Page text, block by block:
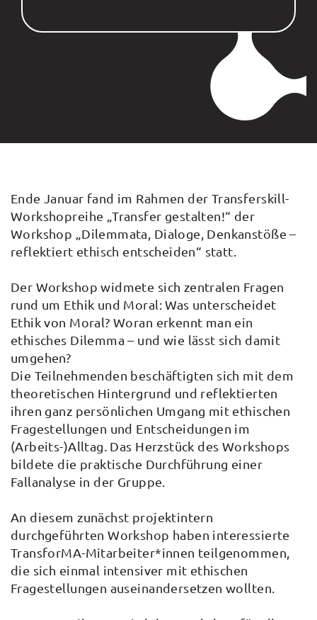
Ende Januar fand im Rahmen der Transferskill-
Workshopreihe „Transfer gestalten!“ der
Workshop „Dilemmata, Dialoge, Denkanstöße –
reflektiert ethisch entscheiden“ statt.
Der Workshop widmete sich zentralen Fragen
rund um Ethik und Moral: Was unterscheidet
Ethik von Moral? Woran erkennt man ein
ethisches Dilemma – und wie lässt sich damit
umgehen?
Die Teilnehmenden beschäftigten sich mit dem
theoretischen Hintergrund und reflektierten
ihren ganz persönlichen Umgang mit ethischen
Fragestellungen und Entscheidungen im
(Arbeits-)Alltag. Das Herzstück des Workshops
bildete die praktische Durchführung einer
Fallanalyse in der Gruppe.
An diesem zunächst projektintern
durchgeführten Workshop haben interessierte
TransforMA-Mitarbeiter*innen teilgenommen,
die sich einmal intensiver mit ethischen
Fragestellungen auseinandersetzen wollten.